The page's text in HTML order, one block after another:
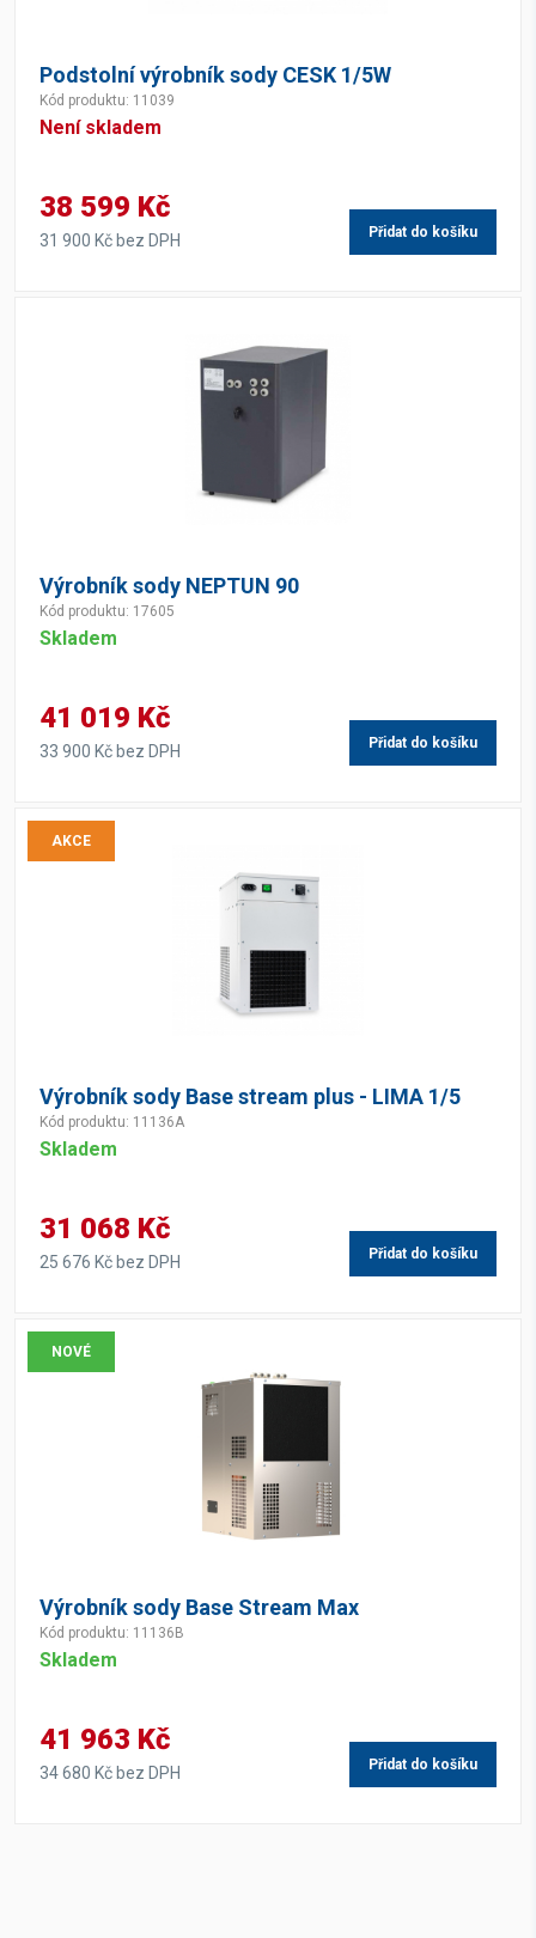
Podstolní výrobník sody CESK 1/5W
Kód produktu: 11039
Není skladem
38 599 Kč
31 900 Kč bez DPH Přidat do košíku
Výrobník sody NEPTUN 90
Kód produktu: 17605
Skladem
41 019 Kč
33 900 Kč bez DPH Přidat do košíku
AKCE
Výrobník sody Base stream plus - LIMA 1/5
Kód produktu: 11136A
Skladem
31 068 Kč
25 676 Kč bez DPH Přidat do košíku
NOVÉ
Výrobník sody Base Stream Max
Kód produktu: 11136B
Skladem
41 963 Kč
34 680 Kč bez DPH Přidat do košíku